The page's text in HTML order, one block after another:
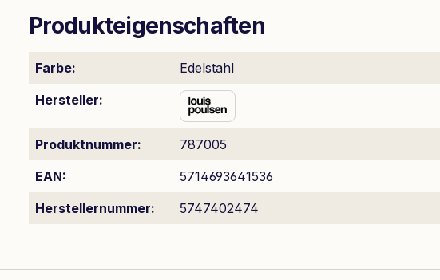
Produkteigenschaften
Farbe:
Edelstahl
Hersteller:
Produktnummer:
787005
EAN:
5714693641536
Herstellernummer:
5747402474